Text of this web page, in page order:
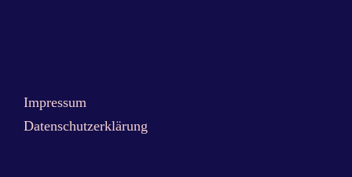
Impressum
Datenschutzerklärung